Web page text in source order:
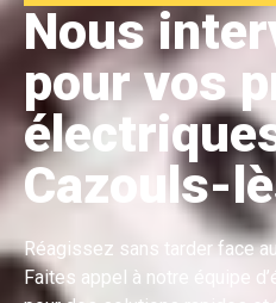
Nous
pour vos
électriques
Cazouls-
Réagissez sans tarder face
Faites appel à notre équipe